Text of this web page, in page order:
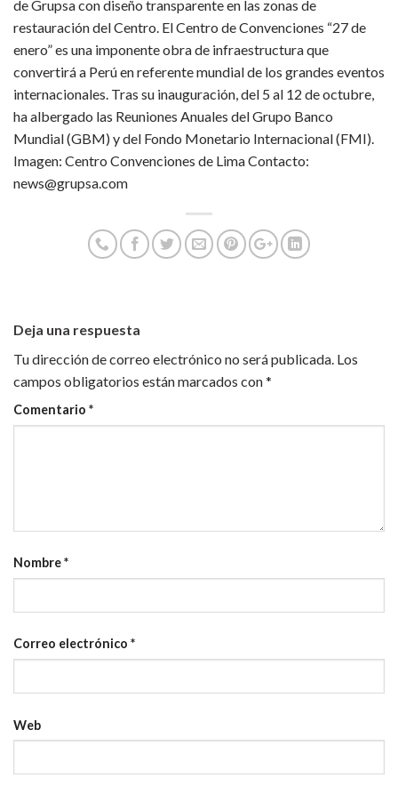
de Grupsa con diseño transparente en las zonas de
restauración del Centro. El Centro de Convenciones “27 de
enero” es una imponente obra de infraestructura que
convertirá a Perú en referente mundial de los grandes eventos
internacionales. Tras su inauguración, del 5 al 12 de octubre,
ha albergado las Reuniones Anuales del Grupo Banco
Mundial (GBM) y del Fondo Monetario Internacional (FMI).
Imagen: Centro Convenciones de Lima Contacto:
news@grupsa.com
Deja una respuesta
Tu dirección de correo electrónico no será publicada. Los
campos obligatorios están marcados con*
Comentario *
Nombre*
Correo electrónico *
Web